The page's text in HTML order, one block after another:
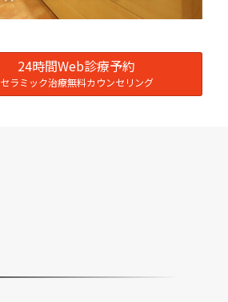
24時間Web診療予約
セラミック治療無料カウンセリング